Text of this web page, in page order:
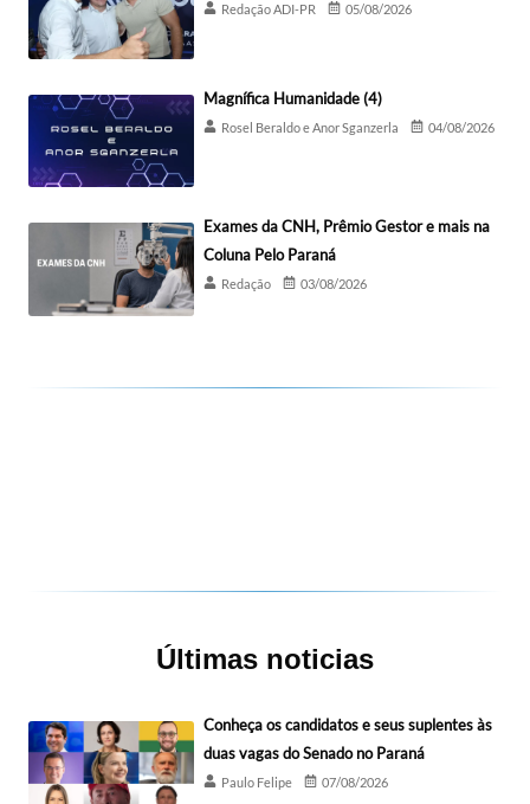
Redação ADI-PR 05/08/2026
Magnífica Humanidade (4)
Rosel Beraldo e Anor Sganzerla 04/08/2026
Exames da CNH, Prêmio Gestor e mais na
Coluna Pelo Paraná
Redação 03/08/2026
Últimas noticias
Conheça os candidatos e seus suplentes às
duas vagas do Senado no Paraná
Paulo Felipe 07/08/2026